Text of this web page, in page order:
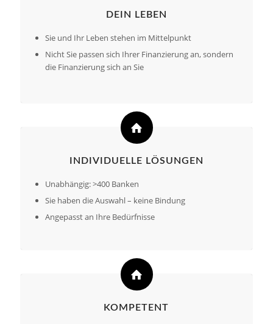
DEIN LEBEN
Sie und Ihr Leben stehen im Mittelpunkt
Nicht Sie passen sich Ihrer Finanzierung an, sondern
die Finanzierung sich an Sie
INDIVIDUELLE LÖSUNGEN
Unabhängig: >400 Banken
Sie haben die Auswahl – keine Bindung
Angepasst an Ihre Bedürfnisse
KOMPETENT